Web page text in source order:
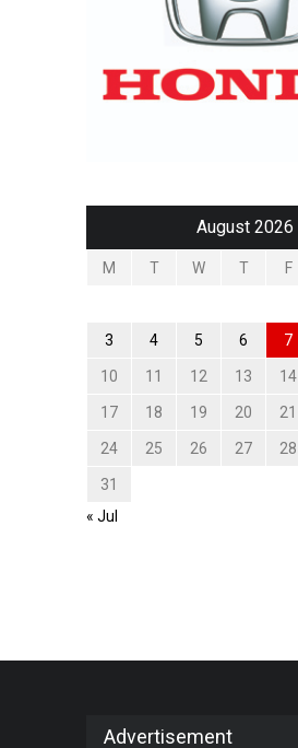
August 2026
M T W T F
3 4 5 6 7
10 11 12 13 14
17 18 19 20 21
24 25 26 27 28
31
« Jul
Advertisement